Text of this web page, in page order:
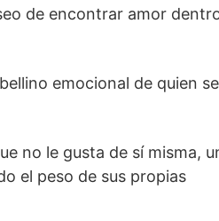
de encontrar amor
emocional de quien se
no le gusta de sí misma,
el peso de sus propias